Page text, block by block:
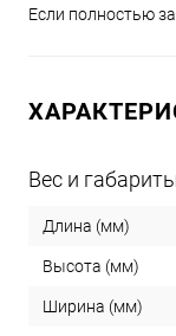
Если полностью
Вес и габариты
Длина (мм)
Высота (мм)
Ширина (мм)